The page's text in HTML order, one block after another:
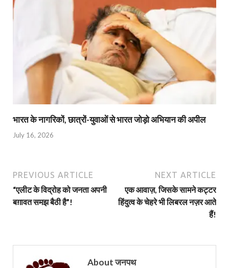
भारत के नागरिकों, छात्रों-युवाओं से भारत जोड़ो अभियान की अपील
July 16, 2026
PREVIOUS ARTICLE
“एलीट के विद्रोह को जनता अपनी
बग़ावत समझ बैठी है”!
NEXT ARTICLE
एक आवाज़, जिसके सामने कट्टर
हिंदुत्व के चेहरे भी लिबरल नज़र आते
हैं!
About जनपथ